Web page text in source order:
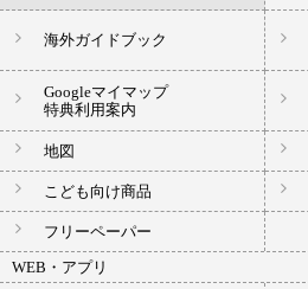
海外ガイドブック
Googleマイマップ
特典利用案内
地図
こども向け商品
フリーペーパー
WEB・アプリ